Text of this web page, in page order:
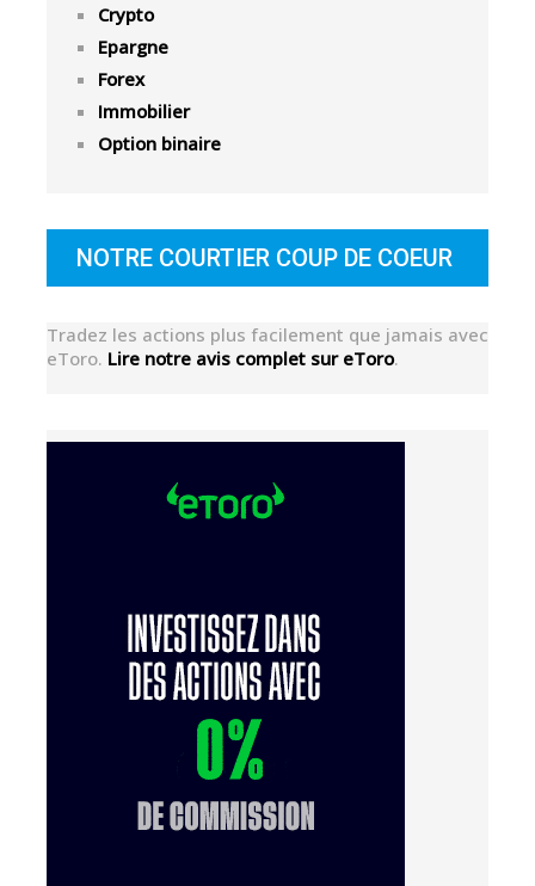
Crypto
Epargne
Forex
Immobilier
Option binaire
NOTRE COURTIER COUP DE COEUR
Tradez les actions plus facilement que jamais avec
eToro. Lire notre avis complet sur eToro.